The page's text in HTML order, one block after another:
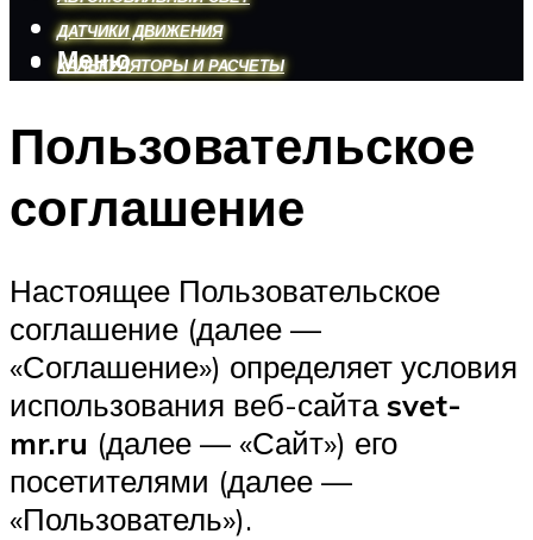
ДАТЧИКИ ДВИЖЕНИЯ
КАЛЬКУЛЯТОРЫ И РАСЧЕТЫ
Меню
Меню
Пользовательское
соглашение
Настоящее Пользовательское
соглашение (далее —
«Соглашение») определяет условия
использования веб-сайтаsvet-
mr.ru (далее — «Сайт») его
посетителями (далее —
«Пользователь»).